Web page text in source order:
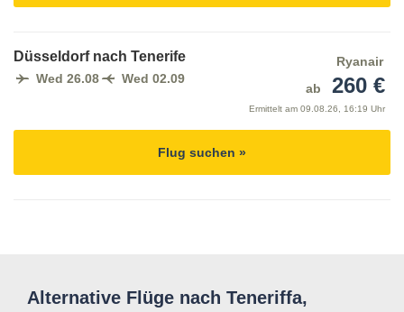
Düsseldorf nach Tenerife
Wed 26.08 Wed 02.09
Ryanair
ab
260 €
Ermittelt am 09.08.26, 16:19 Uhr
Flug suchen »
Alternative Flüge nach Teneriffa,